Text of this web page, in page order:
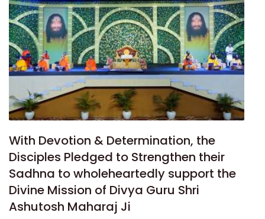
With Devotion & Determination, the
Disciples Pledged to Strengthen their
Sadhna to wholeheartedly support the
Divine Mission of Divya Guru Shri
Ashutosh Maharaj Ji